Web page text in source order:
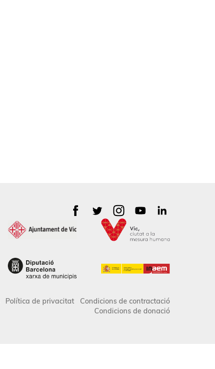
Política de privacitat
Condicions de contractació
Condicions de donació